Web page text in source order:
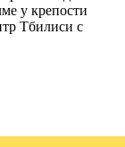
у крепости
Тбилиси с